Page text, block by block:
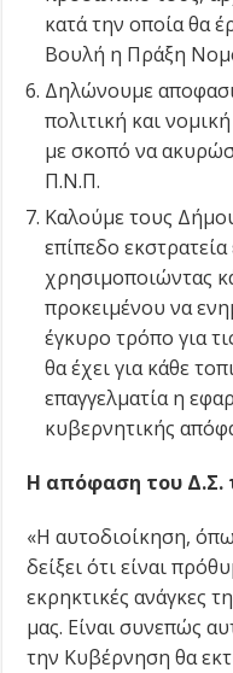
κατά την οποία θα
Βουλή η Πράξη
Δηλώνουμε
πολιτική και
με σκοπό να
Π.Ν.Π.
Καλούμε τους
επίπεδο
χρησιμοποιώντας
προκειμένου να
έγκυρο τρόπο για
θα έχει για κάθε
επαγγελματία η
κυβερνητικής
Η απόφαση του Δ.Σ.
«H αυτοδιοίκηση,
δείξει ότι είναι
εκρηκτικές ανάγκες
μας. Είναι συνεπώς
την Κυβέρνηση θα